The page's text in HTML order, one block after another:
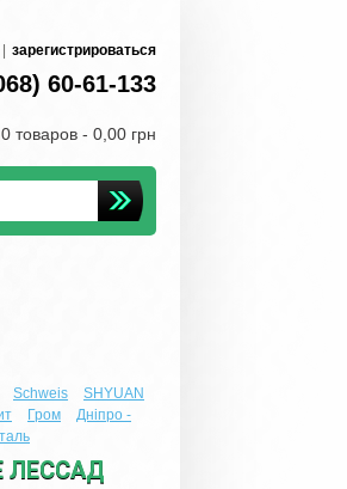
зарегистрироваться
60-61-133
0 товаров - 0,00 грн
Schweis
SHYUAN
Гром
Днiпро -
ЛЕССАД